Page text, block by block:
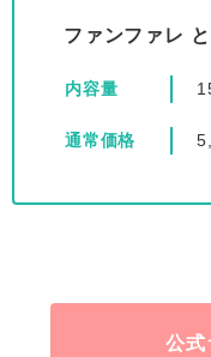
ファンファレ
内容量
通常価格
公式